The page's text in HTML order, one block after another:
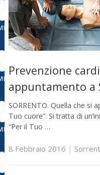
Prevenzione
appuntamento a
SORRENTO. Quella che si
Tuo cuore”. Si tratta di
“Per il Tuo …
8 Febbraio 2016 |